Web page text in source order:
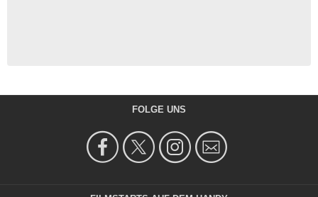
FOLGE UNS